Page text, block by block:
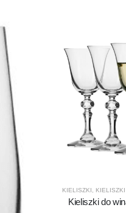
PRODUKTYKIELISZKI,
Kieliszki do